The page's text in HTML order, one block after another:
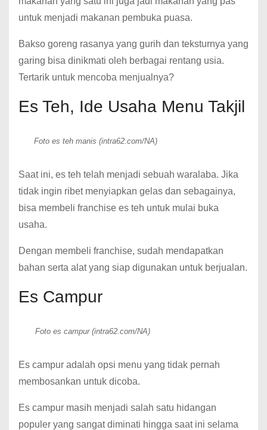
untuk menjadi makanan pembuka puasa.
Bakso goreng rasanya yang gurih dan teksturnya yang
garing bisa dinikmati oleh berbagai rentang usia.
Tertarik untuk mencoba menjualnya?
Es Teh, Ide Usaha Menu Takjil
Foto es teh manis (intra62.com/NA)
Saat ini, es teh telah menjadi sebuah waralaba. Jika
tidak ingin ribet menyiapkan gelas dan sebagainya,
bisa membeli franchise es teh untuk mulai buka
usaha.
Dengan membeli franchise, sudah mendapatkan
bahan serta alat yang siap digunakan untuk berjualan.
Es Campur
Foto es campur (intra62.com/NA)
Es campur adalah opsi menu yang tidak pernah
membosankan untuk dicoba.
Es campur masih menjadi salah satu hidangan
populer yang sangat diminati hingga saat ini selama